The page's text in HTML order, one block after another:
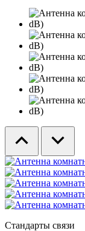
Стандарты связи